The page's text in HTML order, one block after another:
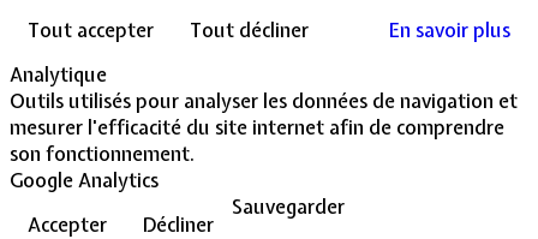
Tout accepter
Tout décliner
En savoir plus
Analytique
Outils utilisés pour analyser les données de navigation et
mesurer l'efficacité du site internet afin de comprendre
son fonctionnement.
Google Analytics
Accepter
Décliner
Sauvegarder